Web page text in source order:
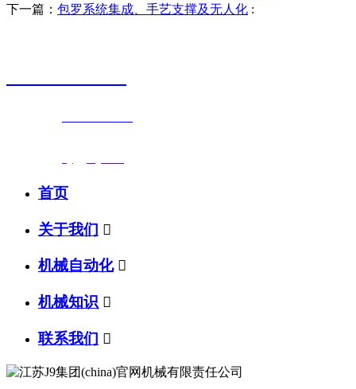
下一篇： 包罗系统集成、手艺支撑及无人化 :
首页
关于我们 
机械自动化 
机械知识 
联系我们 